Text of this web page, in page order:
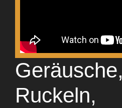
Geräusche,
Ruckeln,